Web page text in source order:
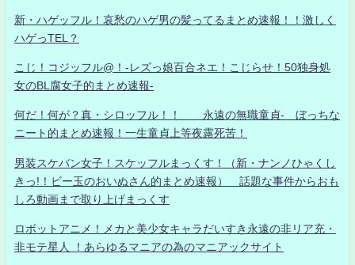
新・ハゲッフル！哀愁のハゲ男の髪ってるまとめ速報！！激しく
ハゲっTEL？
こじ！コジッフル@！-レズっ娘百合ネエ！こじらせ！50独身処
女のBL腐女子的まとめ速報-
何だ！何が？真・シロッフル！！ 永遠の無職童貞- ぼっちな
ニート的まとめ速報！一生童貞上等夜露死苦！
男装スケバン女子！スケッフルまっくす！（新・ナンノひゃくし
きっ!！ビー玉のおいぬさん的まとめ速報） 話題な事件からおも
しろ動画まで取り上げまっくす
ロボットアニメ！メカと美少女キャラだいすき永遠の非リア充・
非モテ星人 ！あらゆるマニアの為のマニアックサイト